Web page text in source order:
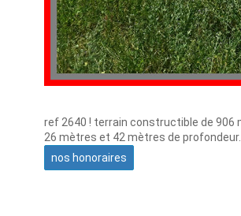
ref 2640 ! terrain constructible de 906
26 mètres et 42 mètres de
nos honoraires